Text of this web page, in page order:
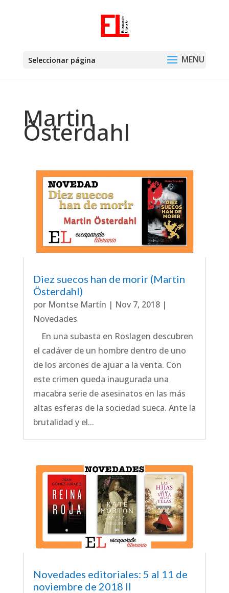
Seleccionar página
Martin
Österdahl
Diez suecos han de morir (Martin
Österdahl)
por Montse Martín | Nov 7, 2018|
Novedades
En una subasta en Roslagen descubren
el cadáver de un hombre dentro de uno
de los arcones de ajuar a la venta. Con
este crimen queda inaugurada una
macabra serie de asesinatos en las más
altas esferas de la sociedad sueca. Ante la
brutalidad y el...
Novedades editoriales: 5 al 11 de
noviembre de 2018 II